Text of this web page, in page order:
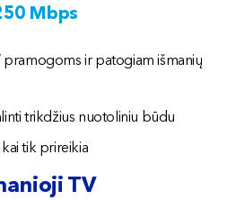
Mbps
pramogoms ir patogiam išmanių
trikdžius nuotoliniu būdu
tik prireikia
TV